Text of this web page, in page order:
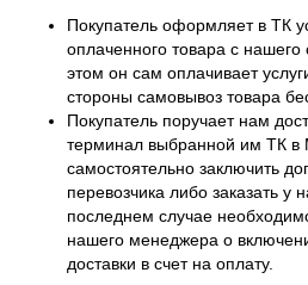
Покупатель оформляет в ТК
оплаченного товара с
этом он сам оплачивает
стороны самовывоз товара
Покупатель поручает нам
терминал выбранной им ТК в
самостоятельно заключить
перевозчика либо заказать у
последнем случае
нашего менеджера о
доставки в счет на оплату.